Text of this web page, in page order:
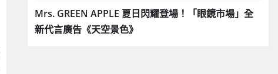
Mrs. GREEN APPLE 夏日閃耀登場！「眼鏡市場」全
新代言廣告《天空景色》